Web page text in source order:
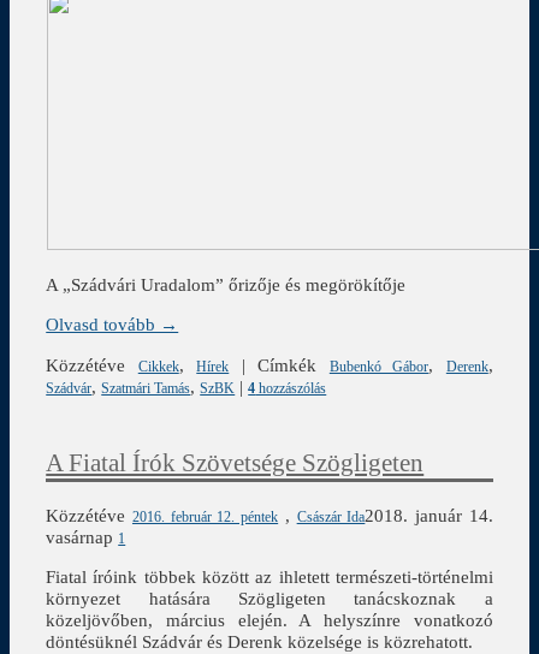
A „Szádvári Uradalom” őrizője és megörökítője
Olvasd tovább →
Közzétéve
Cikkek,Hírek |Címkék Bubenkó Gábor, Derenk,
Szádvár,Szatmári Tamás,SzBK |4 hozzászólás
A Fiatal Írók Szövetsége Szögligeten
Közzétéve 2016. február 12. péntek , Császár Ida2018. január 14.
vasárnap 1
Fiatal íróink többek között az ihletett természeti-történelmi
környezet hatására Szögligeten tanácskoznak a
közeljövőben, március elején. A helyszínre vonatkozó
döntésüknél Szádvár és Derenk közelsége is közrehatott.